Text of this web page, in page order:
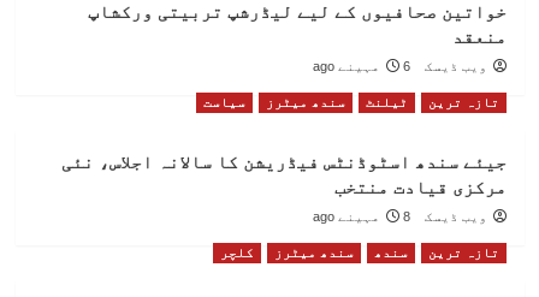
خواتین صحافیوں کے لیے لیڈرشپ تربیتی ورکشاپ
منعقد
ویب ڈیسک 6 مہینے ago
تازہ ترین ٹیلنٹ سندھ میٹرز سیاست
جیئے سندھ اسٹوڈنٹس فیڈریشن کا سالانہ اجلاس، نئی
مرکزی قیادت منتخب
ویب ڈیسک 8 مہینے ago
تازہ ترین سندھ سندھ میٹرز کلچر